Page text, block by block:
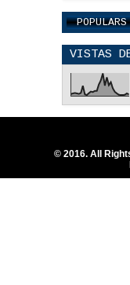
Una
12 May
© 2016. All